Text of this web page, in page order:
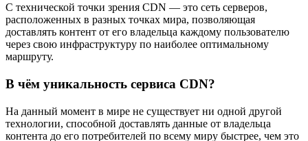
С технической точки зрения CDN — это сеть серверов,
расположенных в разных точках мира, позволяющая
доставлять контент от его владельца каждому пользователю
через свою инфраструктуру по наиболее оптимальному
маршруту.
В чём уникальность сервиса CDN?
На данный момент в мире не существует ни одной другой
технологии, способной доставлять данные от владельца
контента до его потребителей по всему миру быстрее, чем это